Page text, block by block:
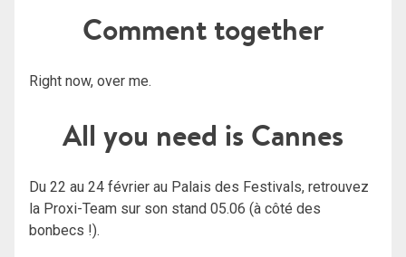
Comment together
Right now, over me.
All you need is Cannes
Du 22 au 24 février au Palais des Festivals, retrouvez
la Proxi-Team sur son stand 05.06 (à côté des
bonbecs !).